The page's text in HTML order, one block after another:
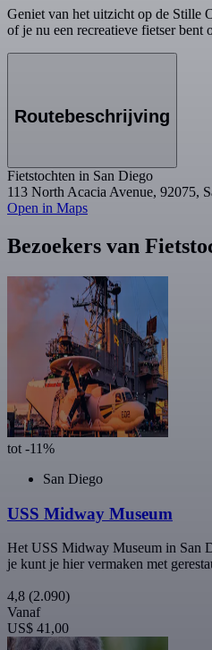
Geniet van het uitzicht op de Stille
of je nu een recreatieve fietser bent
Routebeschrijving
Fietstochten in San Diego
113 North Acacia Avenue, 92075,
Open in Maps
Bezoekers van
tot -11%
San Diego
USS Midway Museum
Het USS Midway Museum in San
je kunt je hier vermaken met
4,8 (2.090)
Vanaf
US$ 41,00